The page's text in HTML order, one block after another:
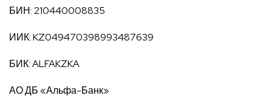
БИН: 210440008835
ИИК: KZ049470398993487639
БИК: ALFAKZKA
АО ДБ «Альфа-Банк»